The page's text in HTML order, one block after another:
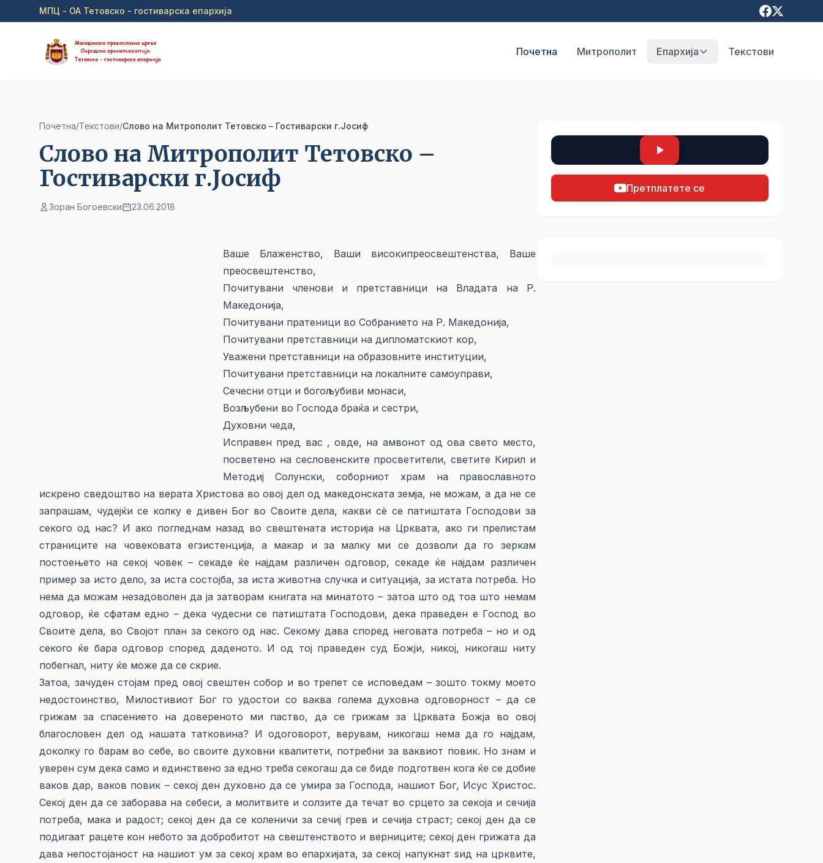
Прејди на главна содржина
МПЦ - ОА Тетовско - гостиварска епархија
Почетна Митрополит Епархија Текстови
Почетна/Текстови/Слово на Митрополит Тетовско – Гостиварски г.Јосиф
Слово на Митрополит Тетовско –
Гостиварски г.Јосиф
Зоран Богоевски 23.06.2018
Ваше Блаженство, Ваши високипреосвештенства, Ваше
преосвештенство,
Почитувани членови и претставници на Владата на Р.
Македонија,
Почитувани пратеници во Собранието на Р. Македонија,
Почитувани претставници на дипломатскиот кор,
Уважени претставници на образовните институции,
Почитувани претставници на локалните самоуправи,
Сечесни отци и богољубиви монаси,
Возљубени во Господа браќа и сестри,
Духовни чеда,
Исправен пред вас , овде, на амвонот од ова свето место,
посветено на сесловенските просветители, светите Кирил и
Методиј Солунски, соборниот храм на православното
искрено сведоштво на верата Христова во овој дел од македонската земја, не можам, а да не се
запрашам, чудејќи се колку е дивен Бог во Своите дела, какви сè се патиштата Господови за
секого од нас? И ако погледнам назад во свештената историја на Црквата, ако ги прелистам
страниците на човековата егзистенција, а макар и за малку ми се дозволи да го зеркам
постоењето на секој човек – секаде ќе најдам различен одговор, секаде ќе најдам различен
пример за исто дело, за иста состојба, за иста животна случка и ситуација, за истата потреба. Но
нема да можам незадоволен да ја затворам книгата на минатото – затоа што од тоа што немам
одговор, ќе сфатам едно – дека чудесни се патиштата Господови, дека праведен е Господ во
Своите дела, во Својот план за секого од нас. Секому дава според неговата потреба – но и од
секого ќе бара одговор според даденото. И од тој праведен суд Божји, никој, никогаш ниту
побегнал, ниту ќе може да се скрие.
Затоа, зачуден стојам пред овој свештен собор и во трепет се исповедам – зошто токму моето
недостоинство, Милостивиот Бог го удостои со ваква голема духовна одговорност – да се
грижам за спасението на довереното ми паство, да се грижам за Црквата Божја во овој
благословен дел од нашата татковина? И одоговорот, верувам, никогаш нема да го најдам,
доколку го барам во себе, во своите духовни квалитети, потребни за ваквиот повик. Но знам и
уверен сум дека само и единствено за едно треба секогаш да се биде подготвен кога ќе се добие
ваков дар, ваков повик – секој ден духовно да се умира за Господа, нашиот Бог, Исус Христос.
Секој ден да се заборава на себеси, а молитвите и солзите да течат во срцето за секоја и сечија
потреба, мака и радост; секој ден да се коленичи за сечиј грев и сечија страст; секој ден да се
подигаат рацете кон небото за добробитот на свештенството и верниците; секој ден грижата да
дава непостојаност на нашиот ум за секој храм во епархијата, за секој напукнат ѕид на црквите,
Претплатете се